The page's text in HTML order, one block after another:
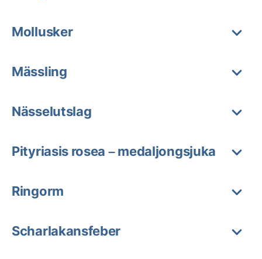
Mollusker
Mässling
Nässelutslag
Pityriasis rosea – medaljongsjuka
Ringorm
Scharlakansfeber